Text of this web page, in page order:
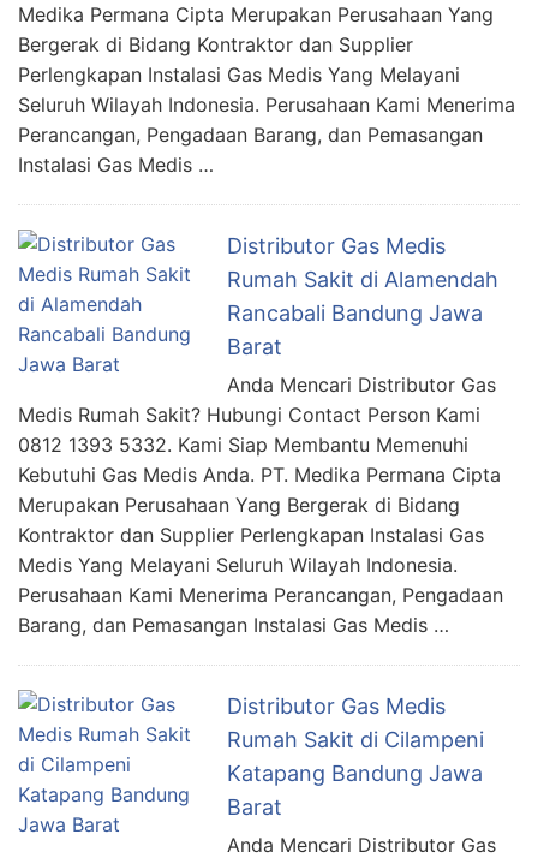
Medika Permana Cipta Merupakan Perusahaan Yang
Bergerak di Bidang Kontraktor dan Supplier
Perlengkapan Instalasi Gas Medis Yang Melayani
Seluruh Wilayah Indonesia. Perusahaan Kami Menerima
Perancangan, Pengadaan Barang, dan Pemasangan
Instalasi Gas Medis …
Distributor Gas Medis
Rumah Sakit di Alamendah
Rancabali Bandung Jawa
Barat
Anda Mencari Distributor Gas
Medis Rumah Sakit? Hubungi Contact Person Kami
0812 1393 5332. Kami Siap Membantu Memenuhi
Kebutuhi Gas Medis Anda. PT. Medika Permana Cipta
Merupakan Perusahaan Yang Bergerak di Bidang
Kontraktor dan Supplier Perlengkapan Instalasi Gas
Medis Yang Melayani Seluruh Wilayah Indonesia.
Perusahaan Kami Menerima Perancangan, Pengadaan
Barang, dan Pemasangan Instalasi Gas Medis …
Distributor Gas Medis
Rumah Sakit di Cilampeni
Katapang Bandung Jawa
Barat
Anda Mencari Distributor Gas